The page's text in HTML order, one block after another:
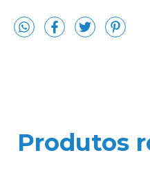
Produtos